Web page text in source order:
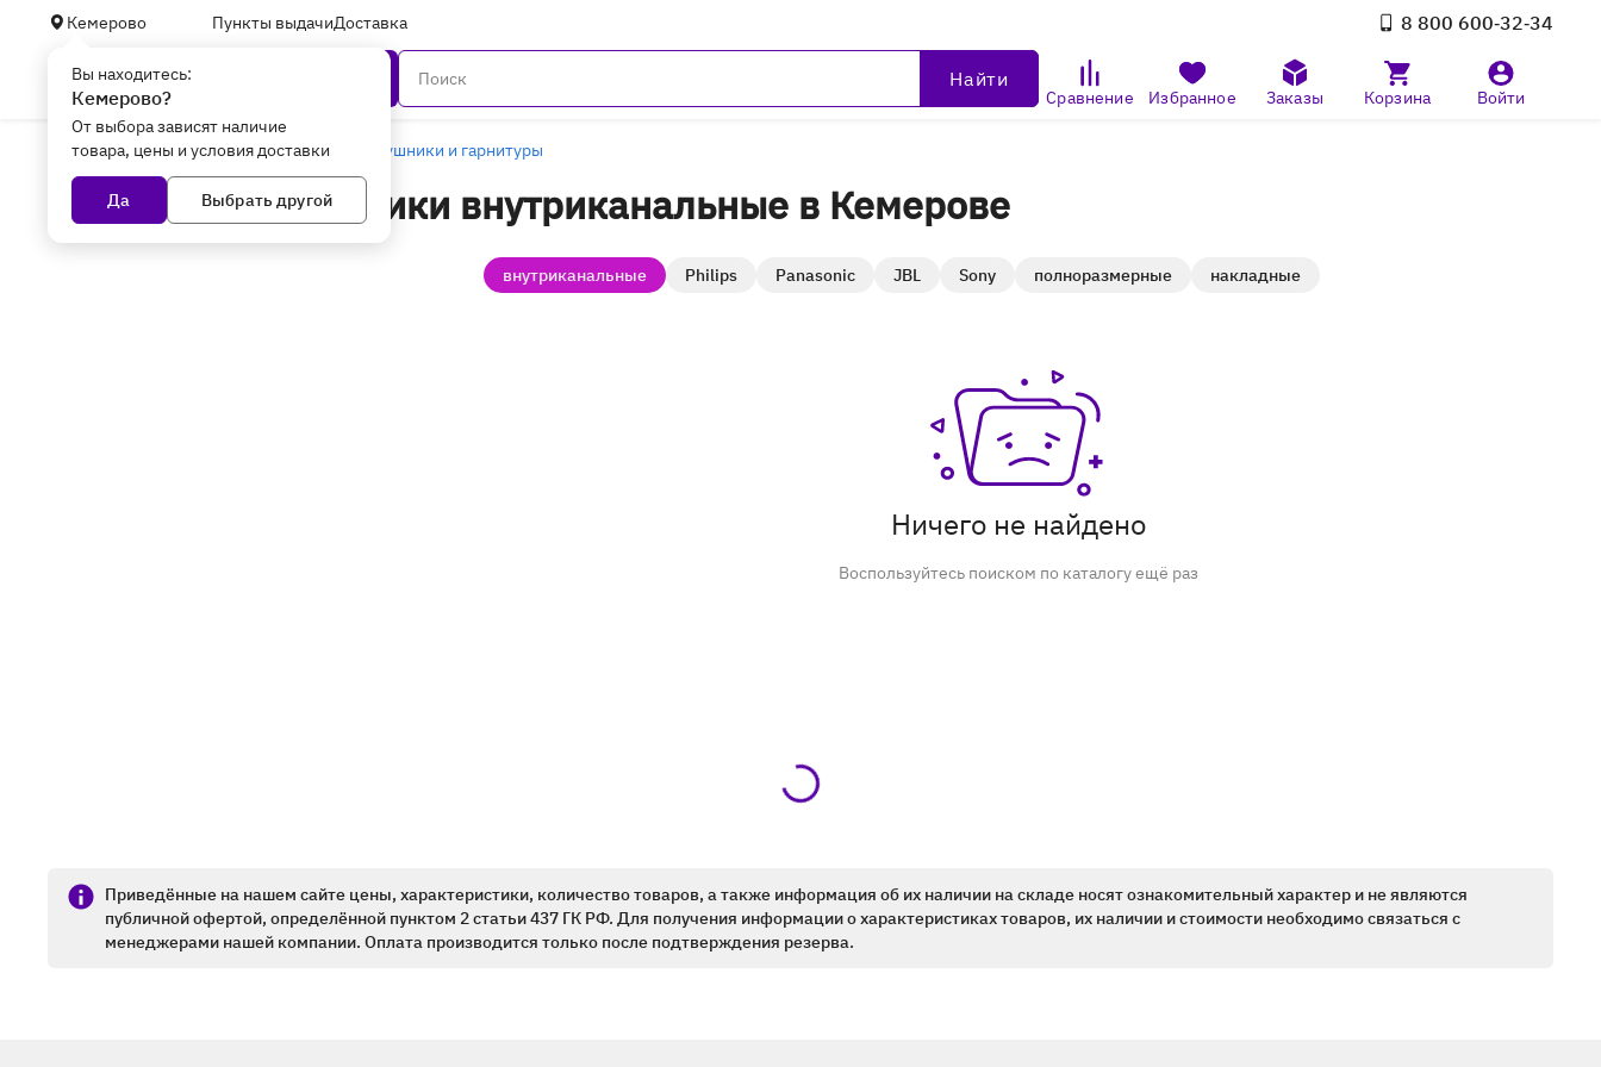
Кемерово Пункты выдачиДоставка 8 800 600‑32‑34
Вы находитесь:
Кемерово?
От выбора зависят наличие
товара, цены и условия доставки
Да Выбрать другой
Найти
Сравнение Избранное Заказы Корзина Войти
Главная ТВ, мультимедиа и аудио Наушники и гарнитуры
Проводные наушники внутриканальные в Кемерове
внутриканальные Philips Panasonic JBL Sony полноразмерные накладные
Ничего не найдено
Воспользуйтесь поиском по каталогу ещё раз
Приведённые на нашем сайте цены, характеристики, количество товаров, а также информация об их наличии на складе носят ознакомительный характер и не являются
публичной офертой, определённой пунктом 2 статьи 437 ГК РФ. Для получения информации о характеристиках товаров, их наличии и стоимости необходимо связаться с
менеджерами нашей компании. Оплата производится только после подтверждения резерва.